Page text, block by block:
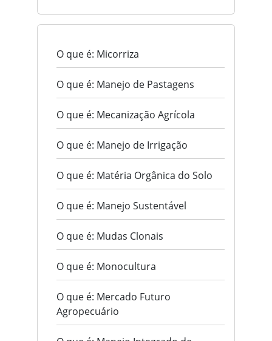
O que é: Micorriza
O que é: Manejo de Pastagens
O que é: Mecanização Agrícola
O que é: Manejo de Irrigação
O que é: Matéria Orgânica do Solo
O que é: Manejo Sustentável
O que é: Mudas Clonais
O que é: Monocultura
O que é: Mercado Futuro
Agropecuário